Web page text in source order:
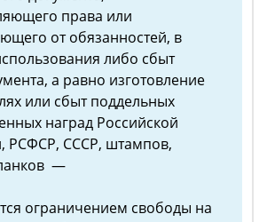
права или
от обязанностей, в
либо сбыт
а равно изготовление
или сбыт поддельных
наград Российской
РСФСР, СССР, штампов,
—
ограничением свободы на